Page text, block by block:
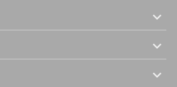


